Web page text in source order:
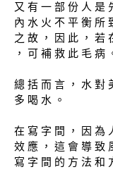
又 有 一 部 份 人 是
內 水 火 不 平 衡 所
之 故 ， 因 此 ， 若
， 可 補 救 此 毛 病
總 括 而 言 ， 水 對
多 喝 水 。
在 寫 字 間 ， 因 為
效 應 ， 這 會 導 致
寫 字 間 的 方 法 和